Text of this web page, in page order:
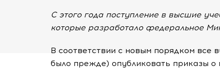
С этого года поступление в высшие
которые разработало федеральное
В соответствии с новым порядком все
было прежде) опубликовать приказы о